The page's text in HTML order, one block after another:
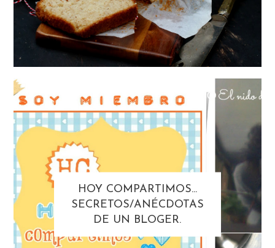
HOY COMPARTIMOS...
SECRETOS/ANÉCDOTAS
DE UN BLOGER.